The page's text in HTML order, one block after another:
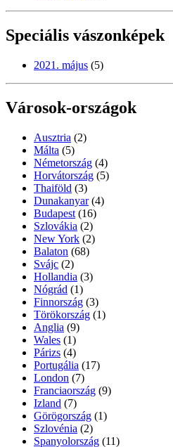
Speciális vászonképek
2021. május (5)
Városok-országok
Ausztria (2)
Málta (5)
Németország (4)
Horvátország (5)
Thaiföld (3)
Dunakanyar (4)
Budapest (16)
Szlovákia (2)
New York (2)
Balaton (68)
Svájc (2)
Hollandia (3)
Nógrád (1)
Finnország (3)
Törökország (1)
Anglia (9)
Wales (1)
Párizs (4)
Portugália (17)
London (7)
Franciaország (9)
Izland (7)
Görögország (1)
Szlovénia (2)
Spanyolország (11)